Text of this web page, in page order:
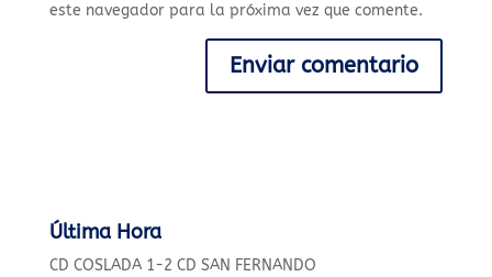
este navegador para la próxima vez que comente.
Última Hora
CD COSLADA 1-2 CD SAN FERNANDO